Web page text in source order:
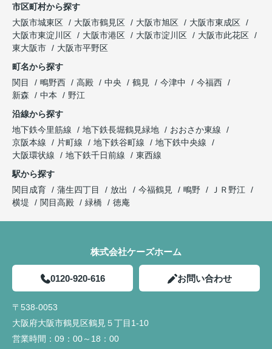
市区町村から探す
大阪市城東区
大阪市鶴見区 大阪市旭区
大阪市東成区
大阪市東淀川区
大阪市港区 大阪市淀川区
大阪市此花区
東大阪市
大阪市平野区
町名から探す
関目
鴫野西 高殿 中央 鶴見 今津中
今福西
新森
中本
野江
沿線から探す
地下鉄今里筋線
地下鉄長堀鶴見緑地
おおさか東線
京阪本線
片町線 地下鉄谷町線
地下鉄中央線
大阪環状線
地下鉄千日前線
東西線
駅から探す
関目成育
蒲生四丁目 放出 今福鶴見 鴫野
ＪＲ野江
横堤
関目高殿 緑橋 徳庵
株式会社ケーズホーム
0120-920-616 お問い合わせ
〒538-0053
大阪府大阪市鶴見区鶴見５丁目1-10
営業時間： 09：00～18：00